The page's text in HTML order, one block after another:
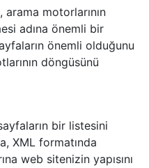
motorlarının
adına önemli bir
önemli olduğunu
döngüsünü
bir listesini
XML formatında
web sitenizin yapısını